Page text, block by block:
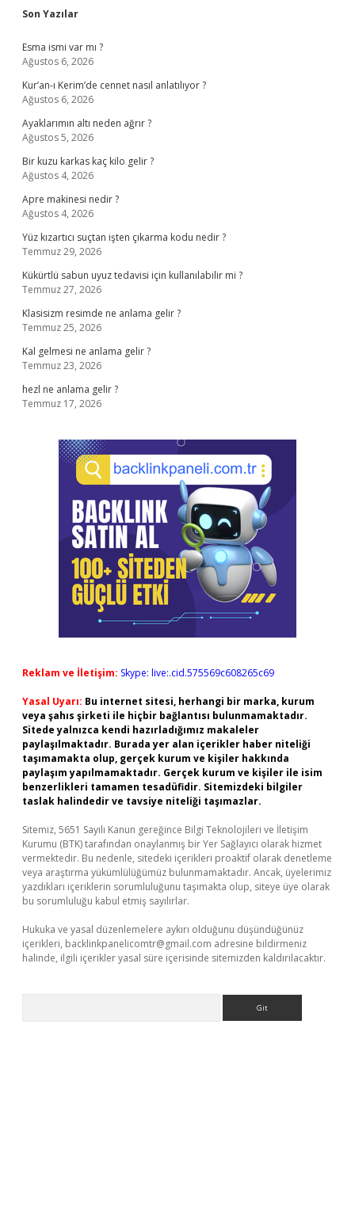
Sidebar
Son Yazılar
Esma ismi var mı ?
Ağustos 6, 2026
Kur’an-ı Kerim’de cennet nasıl anlatılıyor ?
Ağustos 6, 2026
Ayaklarımın altı neden ağrır ?
Ağustos 5, 2026
Bir kuzu karkas kaç kilo gelir ?
Ağustos 4, 2026
Apre makinesi nedir ?
Ağustos 4, 2026
Yüz kızartıcı suçtan işten çıkarma kodu nedir ?
Temmuz 29, 2026
Kükürtlü sabun uyuz tedavisi için kullanılabilir mi ?
Temmuz 27, 2026
Klasisizm resimde ne anlama gelir ?
Temmuz 25, 2026
Kal gelmesi ne anlama gelir ?
Temmuz 23, 2026
hezl ne anlama gelir ?
Temmuz 17, 2026
Reklam ve İletişim: Skype: live:.cid.575569c608265c69
Yasal Uyarı: Bu internet sitesi, herhangi bir marka, kurum
veya şahıs şirketi ile hiçbir bağlantısı bulunmamaktadır.
Sitede yalnızca kendi hazırladığımız makaleler
paylaşılmaktadır. Burada yer alan içerikler haber niteliği
taşımamakta olup, gerçek kurum ve kişiler hakkında
paylaşım yapılmamaktadır. Gerçek kurum ve kişiler ile isim
benzerlikleri tamamen tesadüfidir. Sitemizdeki bilgiler
taslak halindedir ve tavsiye niteliği taşımazlar.
Sitemiz, 5651 Sayılı Kanun gereğince Bilgi Teknolojileri ve İletişim
Kurumu (BTK) tarafından onaylanmış bir Yer Sağlayıcı olarak hizmet
vermektedir. Bu nedenle, sitedeki içerikleri proaktif olarak denetleme
veya araştırma yükümlülüğümüz bulunmamaktadır. Ancak, üyelerimiz
yazdıkları içeriklerin sorumluluğunu taşımakta olup, siteye üye olarak
bu sorumluluğu kabul etmiş sayılırlar.
Hukuka ve yasal düzenlemelere aykırı olduğunu düşündüğünüz
içerikleri, backlinkpanelicomtr@gmail.com adresine bildirmeniz
halinde, ilgili içerikler yasal süre içerisinde sitemizden kaldırılacaktır.